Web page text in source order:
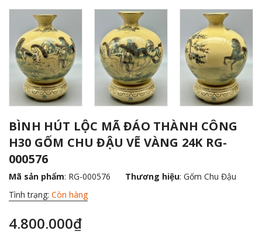
BÌNH HÚT LỘC MÃ ĐÁO THÀNH CÔNG
H30 GỐM CHU ĐẬU VẼ VÀNG 24K RG-
000576
Mã sản phẩm: RG-000576 Thương hiệu: Gốm Chu Đậu
Tình trạng: Còn hàng
4.800.000₫